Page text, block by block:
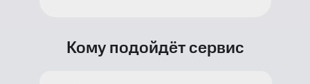
Кому подойдёт сервис